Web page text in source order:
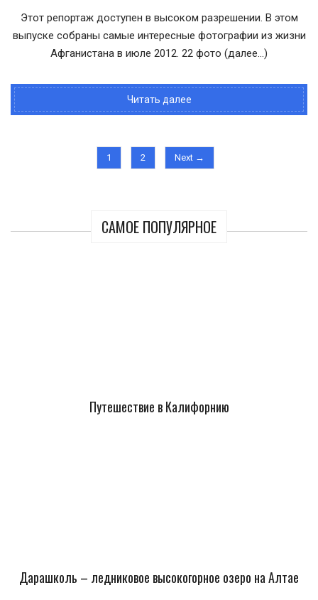
Этот репортаж доступен в высоком разрешении. В этом
выпуске собраны самые интересные фотографии из жизни
Афганистана в июле 2012. 22 фото (далее…)
Читать далее
1 2 Next →
САМОЕ ПОПУЛЯРНОЕ
Путешествие в Калифорнию
Дарашколь – ледниковое высокогорное озеро на Алтае